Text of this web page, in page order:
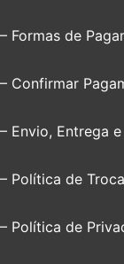
– Formas de
– Confirmar
– Envio, Entrega
– Política de
– Política de